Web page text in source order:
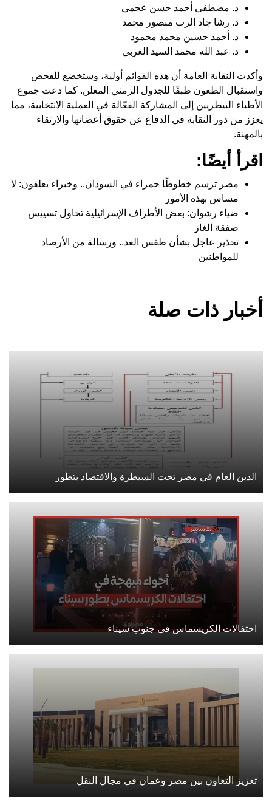
د. مصطفى أحمد حسن عجمي
د. رشا جاد الرب منصور محمد
د. أحمد حسين محمد محمود
د. عبد الله محمد السيد العربي
وأكدت النقابة العامة أن هذه القوائم أولية، وستخضع للفحص
واستقبال الطعون طبقًا للجدول الزمني المعلن. كما دعت جموع
الأطباء البيطريين إلى المشاركة الفعّالة في العملية الانتخابية، مما
يعزز من دور النقابة في الدفاع عن حقوق أعضائها والارتقاء
بالمهنة.
اقرأ أيضًا:
مصر ترسم خطوطًا حمراء في السودان.. وخبراء يعلقون: لا
مساس بهذه الأمور
ضياء رشوان: بعض الأطراف الإسرائيلية تحاول تسييس
صفقة الغاز
تحذير عاجل بشأن طقس الغد.. ورسالة من الأرصاد
للمواطنين
أخبار ذات صلة
الدين العام في مصر تحت السيطرة والاقتصاد يتطور
احتفالات الكريسماس في جنوب سيناء
تعزيز التعاون بين مصر وعمان في مجال النقل